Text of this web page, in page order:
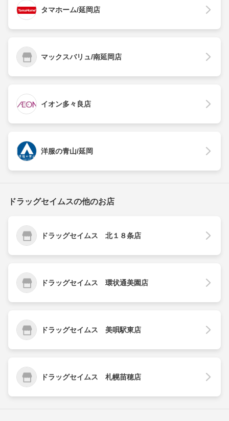
タマホーム/延岡店
マックスバリュ/南延岡店
イオン多々良店
洋服の青山/延岡
ドラッグセイムスの他のお店
ドラッグセイムス 北１８条店
ドラッグセイムス 環状通美園店
ドラッグセイムス 美唄駅東店
ドラッグセイムス 札幌苗穂店